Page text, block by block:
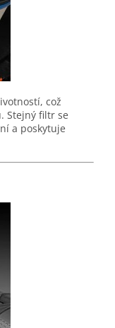
což
Stejný filtr se
a poskytuje